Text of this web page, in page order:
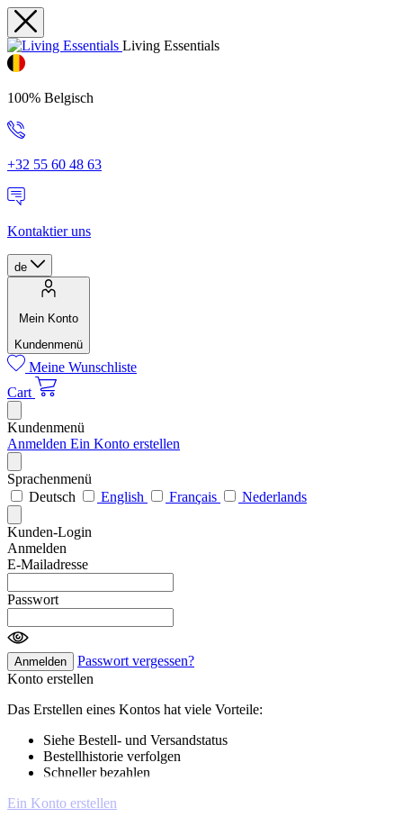
Living Essentials
100% Belgisch
+32 55 60 48 63
Kontaktier uns
de
Mein Konto
Kundenmenü
Meine Wunschliste
Cart
Kundenmenü
Anmelden Ein Konto erstellen
Sprachenmenü
Deutsch
English Français Nederlands
Kunden-Login
Anmelden
E-Mailadresse
Passwort
Anmelden
Passwort vergessen?
Konto erstellen
Das Erstellen eines Kontos hat viele Vorteile:
Siehe Bestell- und Versandstatus
Bestellhistorie verfolgen
Schneller bezahlen
Ein Konto erstellen